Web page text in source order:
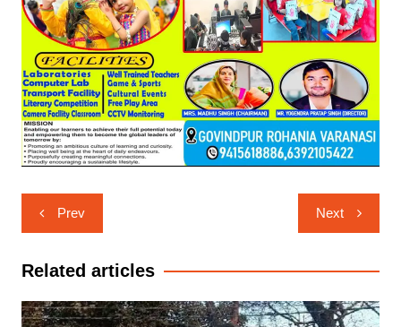
Post
navigation
Prev Next
Related articles